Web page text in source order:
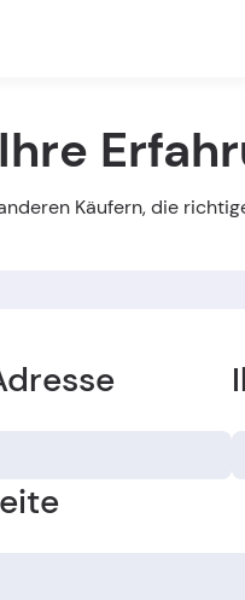
Käufern, die